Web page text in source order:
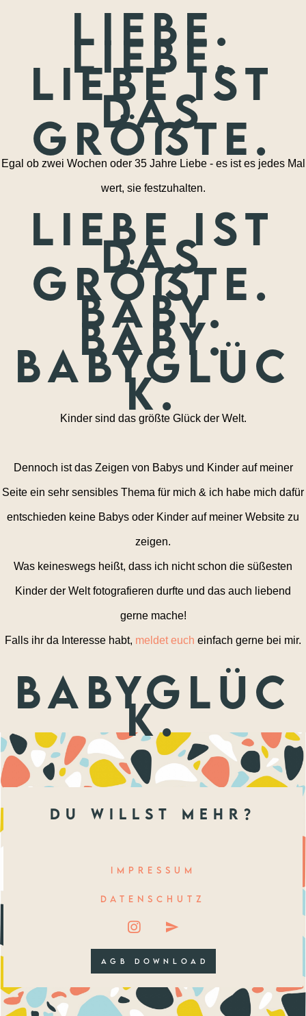
Liebe.
Liebe.
Liebe ist
das
größte.
Egal ob zwei Wochen oder 35 Jahre Liebe - es ist es jedes Mal
wert, sie festzuhalten.
Liebe ist
das
größte.
Baby.
Baby.
Babyglüc
k.
Kinder sind das größte Glück der Welt.
Dennoch ist das Zeigen von Babys und Kinder auf meiner
Seite ein sehr sensibles Thema für mich & ich habe mich dafür
entschieden keine Babys oder Kinder auf meiner Website zu
zeigen.
Was keineswegs heißt, dass ich nicht schon die süßesten
Kinder der Welt fotografieren durfte und das auch liebend
gerne mache!
Falls ihr da Interesse habt, meldet euch einfach gerne bei mir.
Babyglüc
k.
du willst mehr?
IMPRESSUM
DATENSCHUTZ
AGB DOWNLOAD